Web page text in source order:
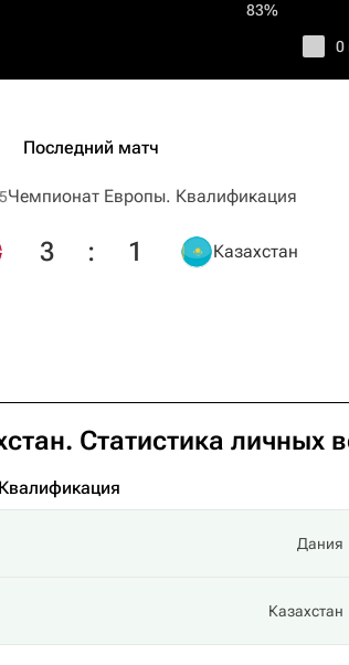
83%
0
Последний матч
Чемпионат Европы. Квалификация​
3 : 1 Казахстан
Статистика личных
Дания
Казахстан